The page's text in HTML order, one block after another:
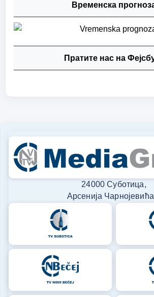
Временска
Пратите нас на
24000 Суботица,
Арсенија